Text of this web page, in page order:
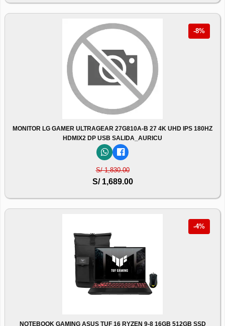
-8%
MONITOR LG GAMER ULTRAGEAR 27G810A-B 27 4K UHD IPS 180HZ
HDMIX2 DP USB SALIDA_AURICU
S/ 1,830.00
S/ 1,689.00
-4%
NOTEBOOK GAMING ASUS TUF 16 RYZEN 9-8 16GB 512GB SSD